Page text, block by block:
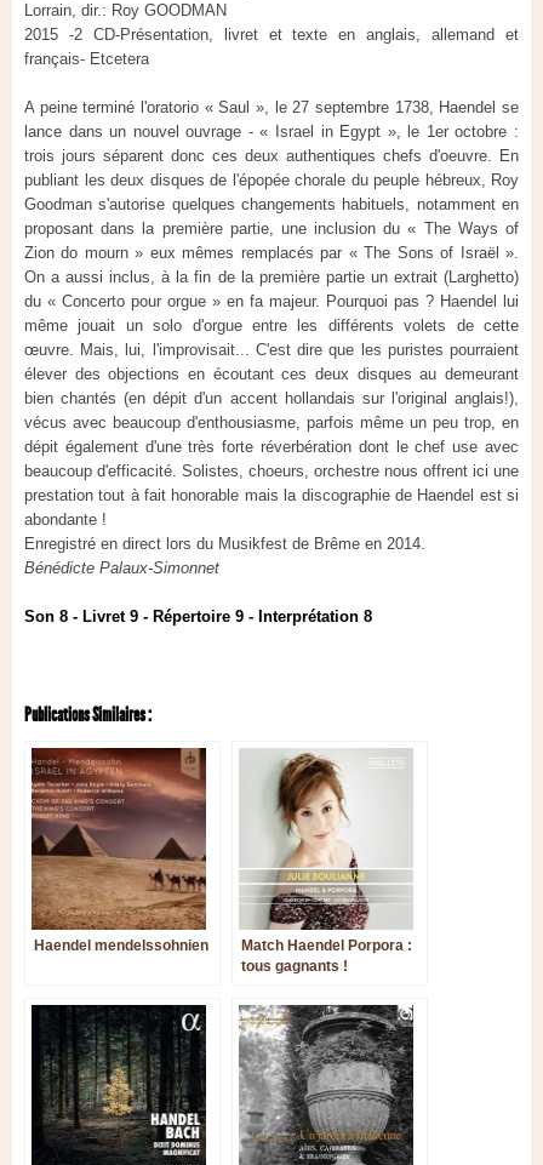
Lorrain, dir.: Roy GOODMAN
2015 -2 CD-Présentation, livret et texte en anglais, allemand et
français- Etcetera
A peine terminé l'oratorio « Saul », le 27 septembre 1738, Haendel se
lance dans un nouvel ouvrage - « Israel in Egypt », le 1er octobre :
trois jours séparent donc ces deux authentiques chefs d'oeuvre. En
publiant les deux disques de l'épopée chorale du peuple hébreux, Roy
Goodman s'autorise quelques changements habituels, notamment en
proposant dans la première partie, une inclusion du « The Ways of
Zion do mourn » eux mêmes remplacés par « The Sons of Israël ».
On a aussi inclus, à la fin de la première partie un extrait (Larghetto)
du « Concerto pour orgue » en fa majeur. Pourquoi pas ? Haendel lui
même jouait un solo d'orgue entre les différents volets de cette
œuvre. Mais, lui, l'improvisait... C'est dire que les puristes pourraient
élever des objections en écoutant ces deux disques au demeurant
bien chantés (en dépit d'un accent hollandais sur l'original anglais!),
vécus avec beaucoup d'enthousiasme, parfois même un peu trop, en
dépit également d'une très forte réverbération dont le chef use avec
beaucoup d'efficacité. Solistes, choeurs, orchestre nous offrent ici une
prestation tout à fait honorable mais la discographie de Haendel est si
abondante !
Enregistré en direct lors du Musikfest de Brême en 2014.
Bénédicte Palaux-Simonnet
Son 8 - Livret 9 - Répertoire 9 - Interprétation 8
Publications Similaires :
Haendel mendelssohnien
Match Haendel Porpora :
tous gagnants !